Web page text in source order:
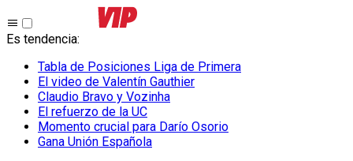
Es tendencia:
Tabla de Posiciones Liga de Primera
El video de Valentín Gauthier
Claudio Bravo y Vozinha
El refuerzo de la UC
Momento crucial para Darío Osorio
Gana Unión Española